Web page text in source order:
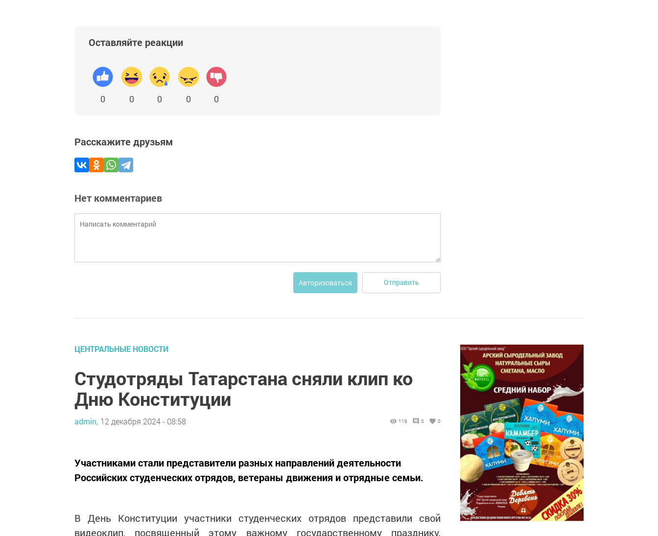
Оставляйте реакции
0 0 0 0 0
Расскажите друзьям
Нет комментариев
Авторизоваться Отправить
ЦЕНТРАЛЬНЫЕ НОВОСТИ
Студотряды Татарстана сняли клип ко
Дню Конституции
admin, 12 декабря 2024 - 08:58 119 0 0
Участниками стали представители разных направлений деятельности
Российских студенческих отрядов, ветераны движения и отрядные семьи.
В День Конституции участники студенческих отрядов представили свой
видеоклип, посвященный этому важному государственному празднику.